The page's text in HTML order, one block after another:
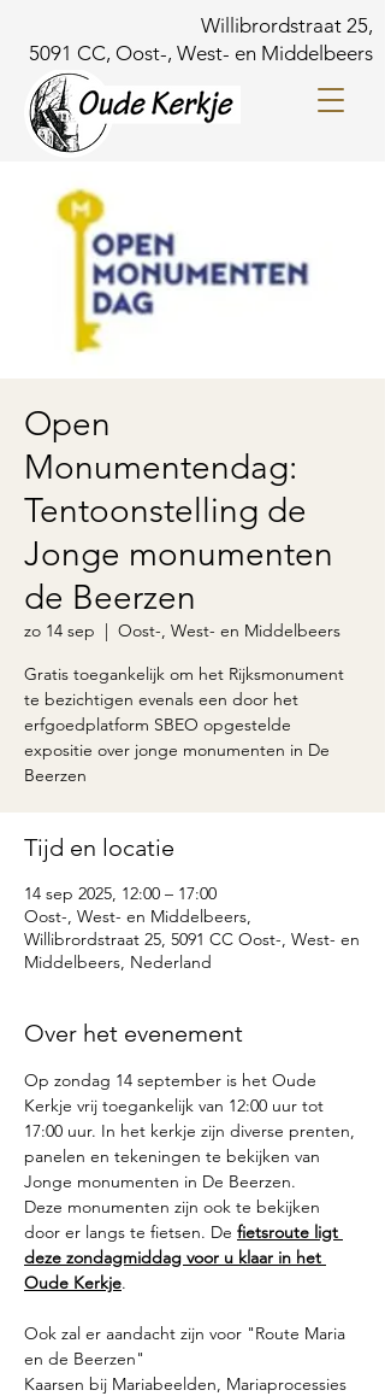
Willibrordstraat 25,
5091 CC, Oost-, West- en Middelbeers
Open
Monumentendag:
Tentoonstelling de
Jonge monumenten
de Beerzen
zo 14 sep
  |
Oost-, West- en Middelbeers
Gratis toegankelijk om het Rijksmonument
te bezichtigen evenals een door het
erfgoedplatform SBEO opgestelde
expositie over jonge monumenten in De
Beerzen
Tijd en locatie
14 sep 2025, 12:00 – 17:00
Oost-, West- en Middelbeers,
Willibrordstraat 25, 5091 CC Oost-, West- en
Middelbeers, Nederland
Over het evenement
Op zondag 14 september is het Oude
Kerkje vrij toegankelijk van 12:00 uur tot
17:00 uur. In het kerkje zijn diverse prenten,
panelen en tekeningen te bekijken van
Jonge monumenten in De Beerzen.
Deze monumenten zijn ook te bekijken
door er langs te fietsen. De fietsroute ligt
deze zondagmiddag voor u klaar in het
Oude Kerkje.
Ook zal er aandacht zijn voor "Route Maria
en de Beerzen"
Kaarsen bij Mariabeelden, Mariaprocessies